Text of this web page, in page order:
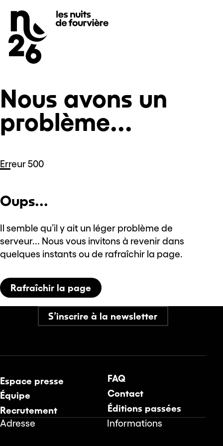
Se rendre au
Contenu principal
Pied de page
Nous avons un
problème...
Erreur 500
Oups...
Il semble qu’il y ait un léger problème de
serveur... Nous vous invitons à revenir dans
quelques instants ou de rafraîchir la page.
Rafraîchir la page
S’inscrire à la newsletter
Espace presse
Équipe
Recrutement
FAQ
Contact
Éditions passées
Adresse Informations